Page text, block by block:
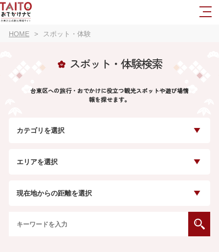
HOME スポット・体験
スポット・体験検索
台東区への旅行・おでかけに役立つ観光スポットや遊び場情
報を探せます。
カテゴリを選択
エリアを選択
現在地からの距離を選択